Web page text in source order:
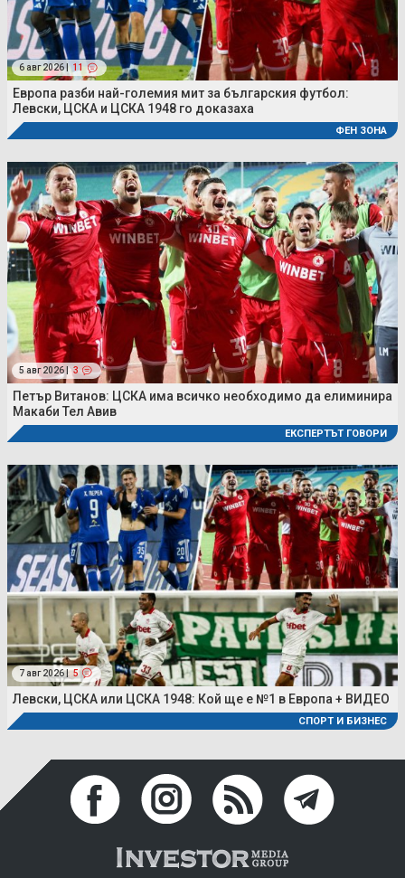
6 авг 2026 | 11
Европа разби най-големия мит за българския футбол:
Левски, ЦСКА и ЦСКА 1948 го доказаха
ФЕН ЗОНА
5 авг 2026 | 3
Петър Витанов: ЦСКА има всичко необходимо да елиминира
Макаби Тел Авив
ЕКСПЕРТЪТ ГОВОРИ
7 авг 2026 | 5
Левски, ЦСКА или ЦСКА 1948: Кой ще е №1 в Европа + ВИДЕО
СПОРТ И БИЗНЕС